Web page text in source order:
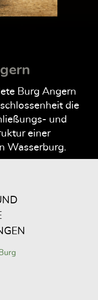
Burg Angern
die
und
einer
Wasserburg.